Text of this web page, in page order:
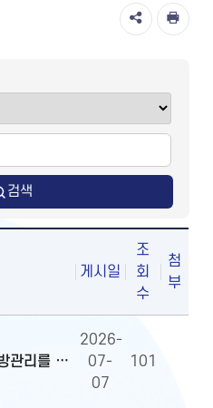
검색
게시일
조
회
수
첨
부
🔹 알레르기 질환 예방관리를 위한 알자내몸 이벤트 당첨자 발표
2026-
07-
07
101